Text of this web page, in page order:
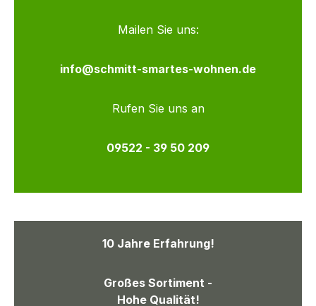
Mailen Sie uns:
info@schmitt-smartes-wohnen.de
Rufen Sie uns an
09522 - 39 50 209
10 Jahre Erfahrung!
Großes Sortiment -
Hohe Qualität!